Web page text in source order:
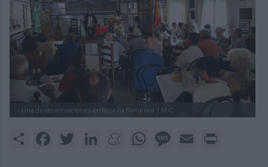
Una de las actuaciones en la peña flamenca. | M.C.
Share FacebookTwitter LinkedInMeneameWhatsAppMessage
Email